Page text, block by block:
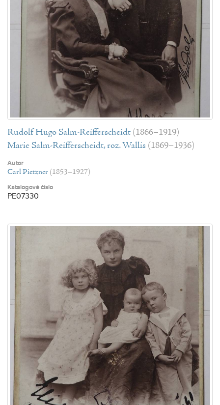
Rudolf Hugo Salm-Reifferscheidt (1866–1919)
Marie Salm-Reifferscheidt, roz. Wallis (1869–1936)
Autor
Carl Pietzner (1853–1927)
Katalogové číslo
PE07330